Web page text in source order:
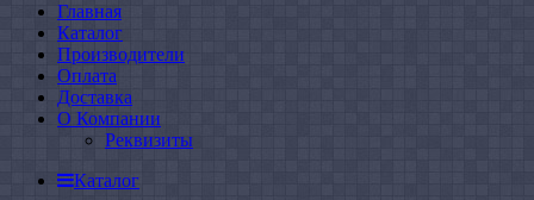
Главная
Каталог
Производители
Оплата
Доставка
О Компании
Реквизиты
Каталог